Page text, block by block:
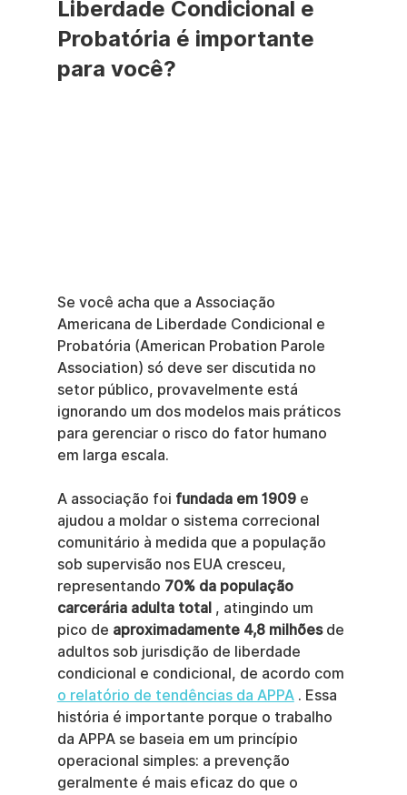
Liberdade Condicional e
Probatória é importante
para você?
Se você acha que a Associação
Americana de Liberdade Condicional e
Probatória (American Probation Parole
Association) só deve ser discutida no
setor público, provavelmente está
ignorando um dos modelos mais práticos
para gerenciar o risco do fator humano
em larga escala.
A associação foi fundada em 1909 e
ajudou a moldar o sistema correcional
comunitário à medida que a população
sob supervisão nos EUA cresceu,
representando 70% da população
carcerária adulta total , atingindo um
pico de aproximadamente 4,8 milhões de
adultos sob jurisdição de liberdade
condicional e condicional, de acordo com
o relatório de tendências da APPA . Essa
história é importante porque o trabalho
da APPA se baseia em um princípio
operacional simples: a prevenção
geralmente é mais eficaz do que o